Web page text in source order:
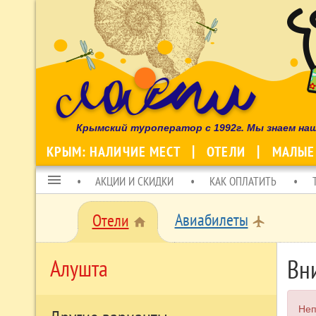
Крымский туроператор с 1992г. Мы знаем
КРЫМ: НАЛИЧИЕ МЕСТ ОТЕЛИ МАЛЫЕ
menu АКЦИИ И СКИДКИ КАК ОПЛАТИТЬ
Отели home Авиабилеты local_airport
Алушта